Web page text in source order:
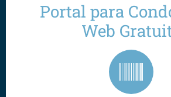
Portal para
Web